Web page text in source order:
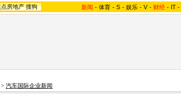
房地产 搜狗 新闻 - 体育 - S - 娱乐 - V - 财经 - IT -
> 汽车国际企业新闻